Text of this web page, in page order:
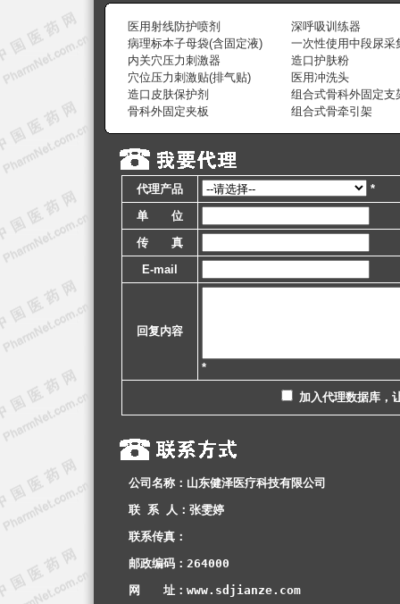
医用射线防护喷剂
深呼吸训练器
病理标本子母袋(含固定液)
一次性使用中段尿采
内关穴压力刺激器
造口护肤粉
穴位压力刺激贴(排气贴)
医用冲洗头
造口皮肤保护剂
组合式骨科外固定支
骨科外固定夹板
组合式骨牵引架
代理产品
*
单 位
传 真
E-mail
回复内容
*
加入代理数据库，
公司名称：山东健泽医疗科技有限公司
联 系 人：张雯婷
联系传真：
邮政编码：264000
网　　址：www.sdjianze.com